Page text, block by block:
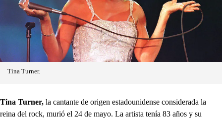
Tina Turner.
Tina Turner, la cantante de origen estadounidense considerada la
reina del rock, murió el 24 de mayo. La artista tenía 83 años y su